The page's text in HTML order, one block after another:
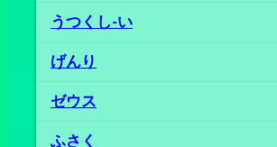
うつくし‐い
げんり
ゼウス
ふさく